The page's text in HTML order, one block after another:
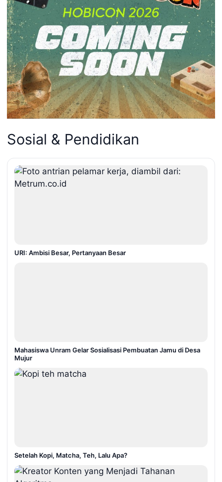
Sosial & Pendidikan
URI: Ambisi Besar, Pertanyaan Besar
Mahasiswa Unram Gelar Sosialisasi Pembuatan Jamu di Desa
Mujur
Setelah Kopi, Matcha, Teh, Lalu Apa?